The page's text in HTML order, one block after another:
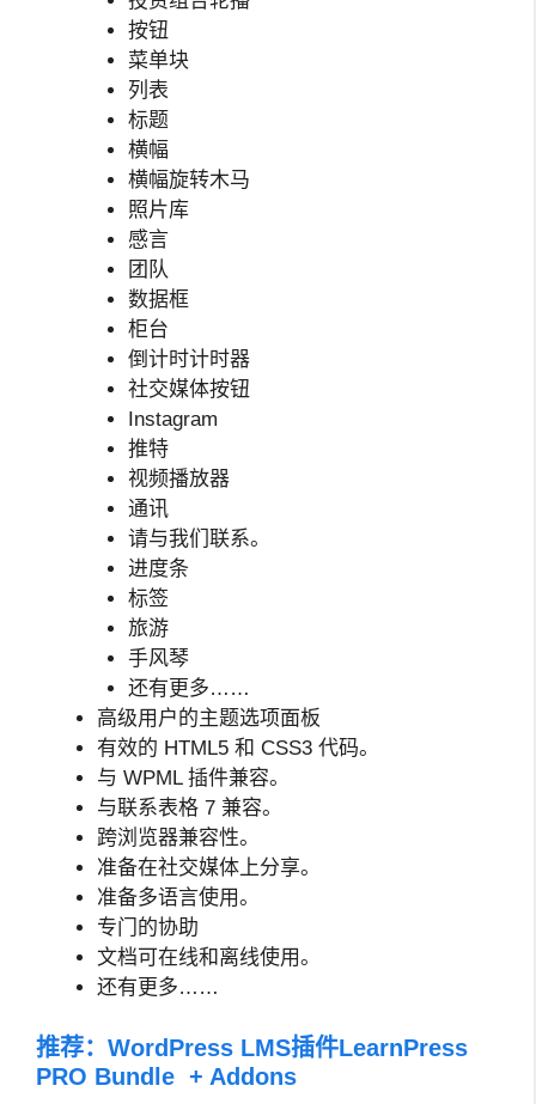
按钮
菜单块
列表
标题
横幅
横幅旋转木马
照片库
感言
团队
数据框
柜台
倒计时计时器
社交媒体按钮
Instagram
推特
视频播放器
通讯
请与我们联系。
进度条
标签
旅游
手风琴
还有更多……
高级用户的主题选项面板
有效的 HTML5 和 CSS3 代码。
与 WPML 插件兼容。
与联系表格 7 兼容。
跨浏览器兼容性。
准备在社交媒体上分享。
准备多语言使用。
专门的协助
文档可在线和离线使用。
还有更多……
推荐： WordPress LMS插件LearnPress
PRO Bundle + Addons